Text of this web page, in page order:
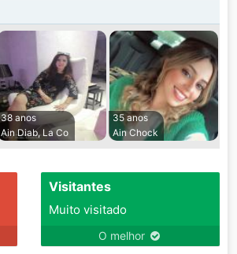
38 anos
Ain Diab, La Co
35 anos
Ain Chock
Visitantes
Muito visitado
O melhor